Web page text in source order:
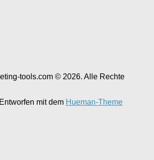
tools.com © 2026. Alle Rechte
mit dem Hueman-Theme